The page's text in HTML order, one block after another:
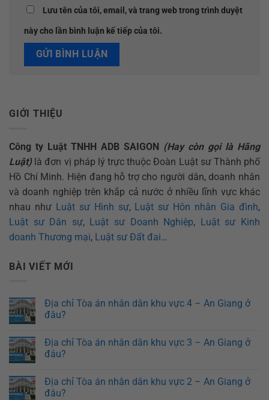
Lưu tên của tôi, email, và trang web trong trình duyệt
này cho lần bình luận kế tiếp của tôi.
GIỚI THIỆU
Công ty Luật TNHH ADB SAIGON (Hay còn gọi là Hãng
Luật) là đơn vị pháp lý trực thuộc Đoàn Luật sư Thành phố
Hồ Chí Minh. Hiện đang hỗ trợ cho người dân, doanh nhân
và doanh nghiệp trên khắp cả nước ở nhiều lĩnh vực khác
nhau như Luật sư Hình sự, Luật sư Hôn nhân Gia đình,
Luật sư Dân sự, Luật sư Doanh Nghiệp, Luật sư Kinh
doanh Thương mại, Luật sư Đất đai…
BÀI VIẾT MỚI
Địa chỉ Tòa án nhân dân khu vực 4 – An Giang ở
đâu?
Địa chỉ Tòa án nhân dân khu vực 3 – An Giang ở
đâu?
Địa chỉ Tòa án nhân dân khu vực 2 – An Giang ở
đâu?